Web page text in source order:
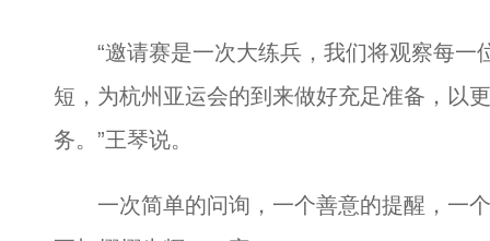
“邀请赛是一次大练兵，我们将观察每一
短，为杭州亚运会的到来做好充足准备，以
务。”王琴说。
一次简单的问询，一个善意的提醒，一个